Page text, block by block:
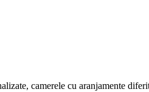
camerele cu aranjamente